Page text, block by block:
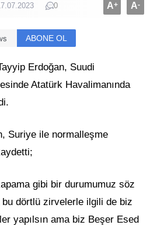
0 A+ A-
ABONE OL
Erdoğan, Suudi
Atatürk Havalimanında
Suriye ile normalleşme
gibi bir durumumuz söz
bu dörtlü zirvelerle ilgili de biz
yapılsın ama biz Beşer Esed